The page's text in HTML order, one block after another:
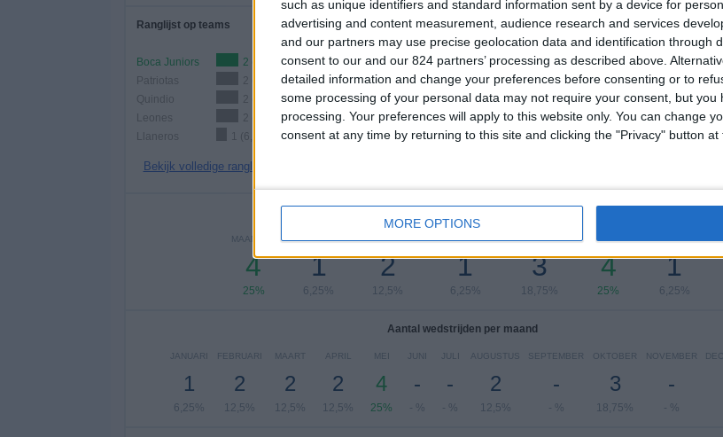
such as unique identifiers and standard information sent by a device for
advertising and content measurement, audience research and services
and our partners may use precise geolocation data and identification through
consent to our and our 824 partners’ processing as described above.
detailed information and change your preferences before consenting or to
some processing of your personal data may not require your consent, but you
processing. Your preferences will apply to this website only. You can change
consent at any time by returning to this site and clicking the "Privacy" button at
MORE OPTIONS
Ranglijst op teams
Boca Juniors
2 (12,5%)
Patriotas
2 (12,5%)
Quindio
2 (12,5%)
Leones
2 (12,5%)
Llaneros
1 (6,25%)
Bekijk volledige ranglijst
Ranglijst op competities
Primera B
13
Copa Colombia
3 (18,75%)
Bekijk volledige ranglijst
MAANDAG
4
25%
DINSDAG
1
6,25%
WOENSDAG
2
12,5%
DONDERDAG
1
6,25%
VRIJDAG
3
18,75%
ZATERDAG
4
25%
1
6,25%
Aantal wedstrijden per maand
JANUARI
1
6,25%
FEBRUARI
2
12,5%
MAART
2
12,5%
APRIL
2
12,5%
MEI
4
25%
JUNI
-
- %
JULI
-
- %
AUGUSTUS
2
12,5%
SEPTEMBER
-
- %
OKTOBER
3
18,75%
NOVEMBER
-
- %